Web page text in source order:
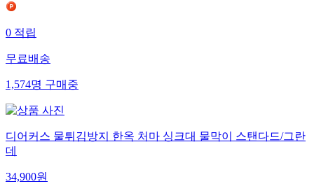
0 적립
무료배송
1,574명 구매중
디어커스 물튀김방지 한옥 처마 싱크대 물막이 스탠다드/그란
데
34,900원